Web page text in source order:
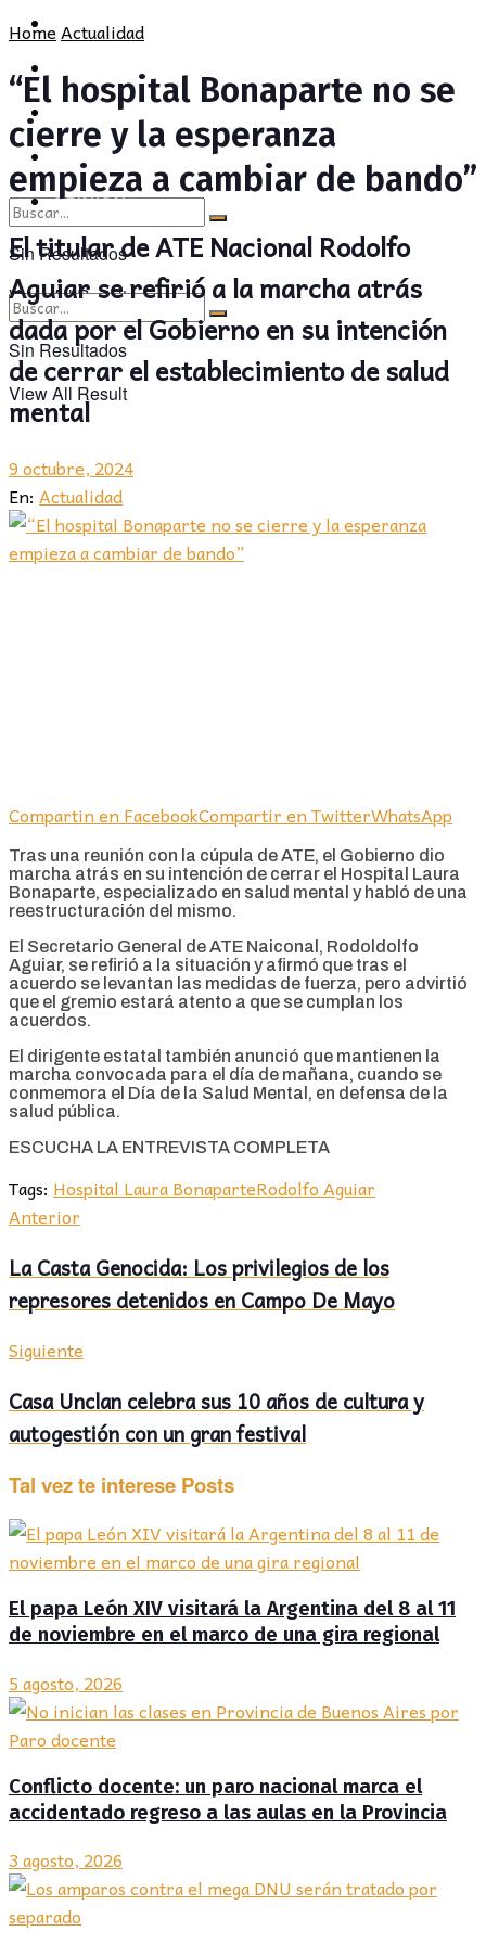
POLÍTICA
CULTURA
OPINIÓN
Sin Resultados
View All Result
PROVINCIA
SOCIEDAD
CULTURA
OPINIÓN
Sin Resultados
View All Result
HomeActualidad
“El hospital Bonaparte no se
cierre y la esperanza
empieza a cambiar de bando”
El titular de ATE Nacional Rodolfo
Aguiar se refirió a la marcha atrás
dada por el Gobierno en su intención
de cerrar el establecimiento de salud
mental
9 octubre, 2024
En: Actualidad
Compartin en FacebookCompartir en TwitterWhatsApp
Tras una reunión con la cúpula de ATE, el Gobierno dio
marcha atrás en su intención de cerrar el Hospital Laura
Bonaparte, especializado en salud mental y habló de una
reestructuración del mismo.
El Secretario General de ATE Naiconal, Rodoldolfo
Aguiar, se refirió a la situación y afirmó que tras el
acuerdo se levantan las medidas de fuerza, pero advirtió
que el gremio estará atento a que se cumplan los
acuerdos.
El dirigente estatal también anunció que mantienen la
marcha convocada para el día de mañana, cuando se
conmemora el Día de la Salud Mental, en defensa de la
salud pública.
ESCUCHA LA ENTREVISTA COMPLETA
Tags: Hospital Laura BonaparteRodolfo Aguiar
Anterior
La Casta Genocida: Los privilegios de los
represores detenidos en Campo De Mayo
Siguiente
Casa Unclan celebra sus 10 años de cultura y
autogestión con un gran festival
Tal vez te interese Posts
El papa León XIV visitará la Argentina del 8 al 11
de noviembre en el marco de una gira regional
5 agosto, 2026
Conflicto docente: un paro nacional marca el
accidentado regreso a las aulas en la Provincia
3 agosto, 2026